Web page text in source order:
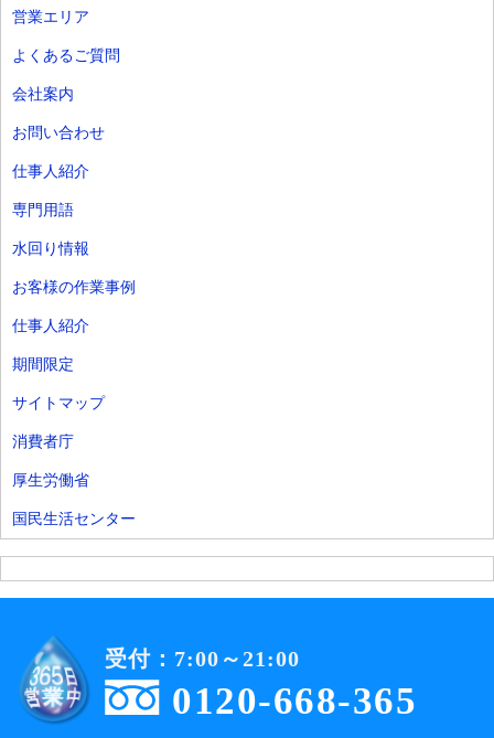
営業エリア
よくあるご質問
会社案内
お問い合わせ
仕事人紹介
専門用語
水回り情報
お客様の作業事例
仕事人紹介
期間限定
サイトマップ
消費者庁
厚生労働省
国民生活センター
0120-668-365
受付：7:00～21:00